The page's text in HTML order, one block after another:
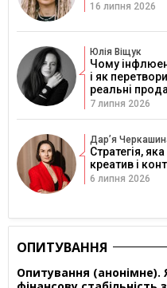
16 липня 2026
Юлія Віщук
Чому
і як
реальні
7 липня 2026
Дарʼя
Стратегія,
креатив і
6 липня 2026
ОПИТУВАННЯ
Опитування (анонімне).